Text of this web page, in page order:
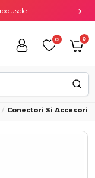
0 0
Conectori Si Accesorii